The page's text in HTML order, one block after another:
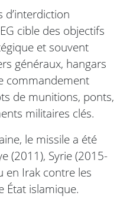
cible des objectifs
et souvent
généraux, hangars
commandement
de munitions, ponts,
militaires clés.
le missile a été
(2011), Syrie (2015-
en Irak contre les
État islamique.